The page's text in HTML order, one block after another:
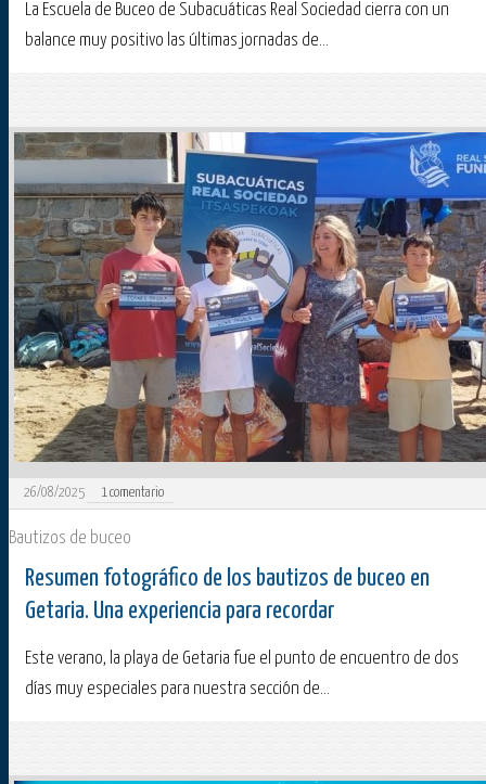
La Escuela de Buceo de Subacuáticas Real Sociedad cierra con un
balance muy positivo las últimas jornadas de...
26/08/2025 1comentario
Bautizos de buceo
Resumen fotográfico de los bautizos de buceo en
Getaria. Una experiencia para recordar
Este verano, la playa de Getaria fue el punto de encuentro de dos
días muy especiales para nuestra sección de...